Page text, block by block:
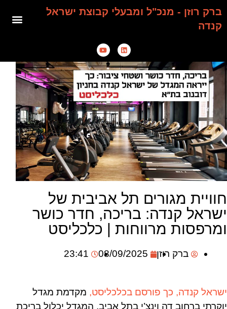
ברק רוזן - מנכ"ל ומבעלי קבוצת ישראל
קנדה
חוויית מגורים תל אביבית של
ישראל קנדה: בריכה, חדר כושר
ומרפסות מרווחות | כלכליסט
ברק רוזן 08/09/2025
23:41
ישראל קנדה, כך פורסם בכלכליסט, מקדמת מגדל
יוקרתי ברחוב דה וינצ’י בתל אביב. המגדל יכלול בריכת